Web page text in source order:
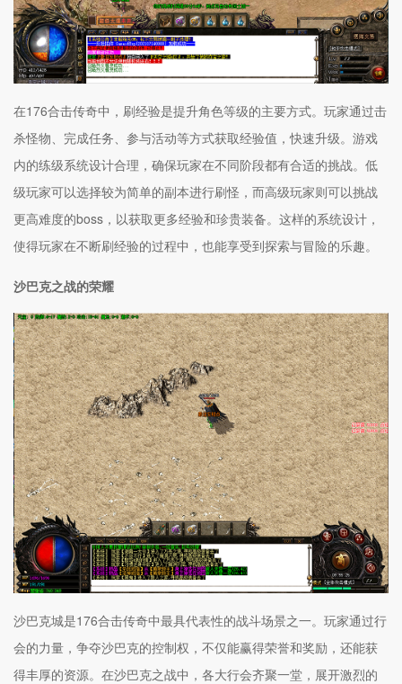
在176合击传奇中，刷经验是提升角色等级的主要方式。玩家通过击
杀怪物、完成任务、参与活动等方式获取经验值，快速升级。游戏
内的练级系统设计合理，确保玩家在不同阶段都有合适的挑战。低
级玩家可以选择较为简单的副本进行刷怪，而高级玩家则可以挑战
更高难度的boss，以获取更多经验和珍贵装备。这样的系统设计，
使得玩家在不断刷经验的过程中，也能享受到探索与冒险的乐趣。
沙巴克之战的荣耀
沙巴克城是176合击传奇中最具代表性的战斗场景之一。玩家通过行
会的力量，争夺沙巴克的控制权，不仅能赢得荣誉和奖励，还能获
得丰厚的资源。在沙巴克之战中，各大行会齐聚一堂，展开激烈的